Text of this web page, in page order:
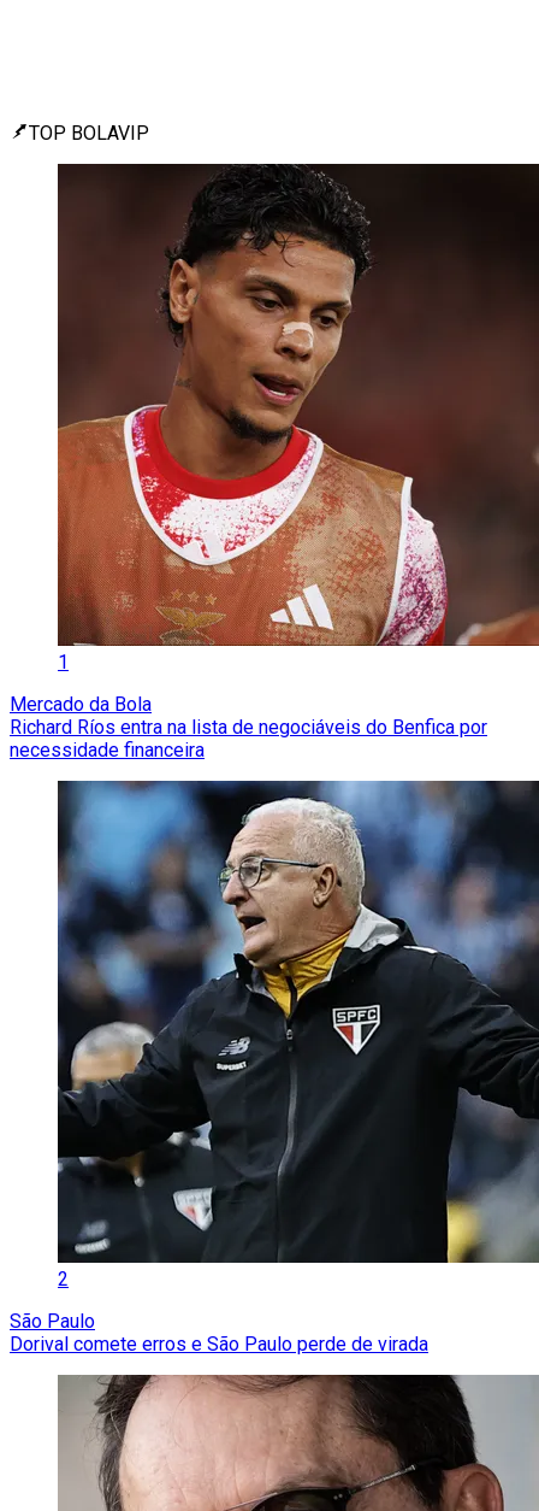
TOP BOLAVIP
1
Mercado da Bola
Richard Ríos entra na lista de negociáveis do Benfica por
necessidade financeira
2
São Paulo
Dorival comete erros e São Paulo perde de virada